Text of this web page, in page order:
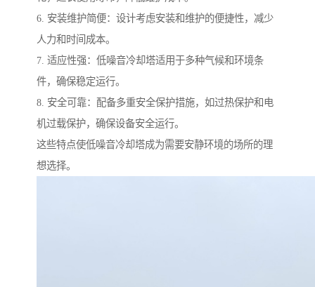
6. 安装维护简便：设计考虑安装和维护的便捷性，减少
人力和时间成本。
7. 适应性强：低噪音冷却塔适用于多种气候和环境条
件，确保稳定运行。
8. 安全可靠：配备多重安全保护措施，如过热保护和电
机过载保护，确保设备安全运行。
这些特点使低噪音冷却塔成为需要安静环境的场所的理
想选择。